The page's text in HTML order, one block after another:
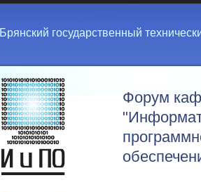
Брянский государственный
Форум